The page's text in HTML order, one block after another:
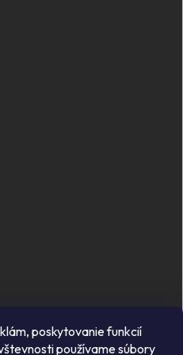
poskytovanie funkcií
používame súbory
curepointsk